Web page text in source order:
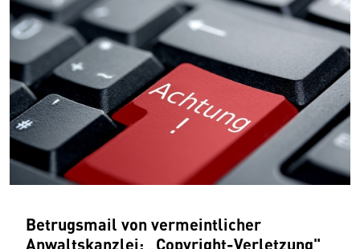
Betrugsmail von vermeintlicher
Anwaltskanzlei: „Copyright-Verletzung"